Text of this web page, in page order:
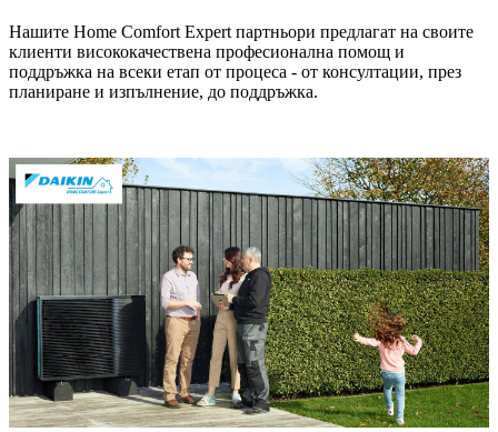
Нашите Home Comfort Expert партньори предлагат на своите
клиенти висококачествена професионална помощ и
поддръжка на всеки етап от процеса - от консултации, през
планиране и изпълнение, до поддръжка.